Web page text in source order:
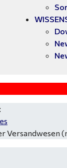
Versandwesen